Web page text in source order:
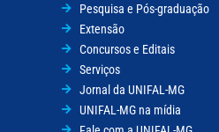
Pesquisa e Pós-graduação
Extensão
Concursos e Editais
Serviços
Jornal da UNIFAL-MG
UNIFAL-MG na mídia